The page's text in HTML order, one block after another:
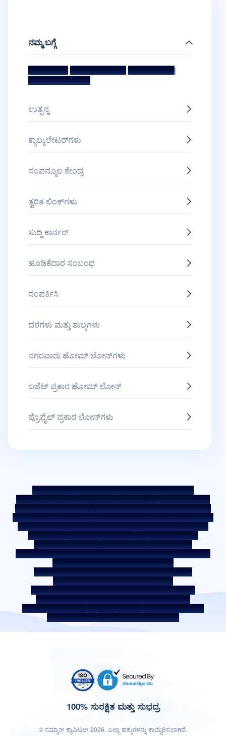
ನಮ್ಮ ಬಗ್ಗೆ
ಧ್ಯೇಯ ಮತ್ತು ಗುರಿ|ಮ್ಯಾನೇಜ್‌ಮೆಂಟ್ ಟೀಮ್|ನಿರ್ದೇಶಕರ ಮಂಡಳಿ|
ಪ್ರಶಸ್ತಿಗಳು ಮತ್ತು ಗೌರವಗಳು
ಉತ್ಪನ್ನ
ಕ್ಯಾಲ್ಕುಲೇಟರ್‌ಗಳು
ಸಂಪನ್ಮೂಲ ಕೇಂದ್ರ
ತ್ವರಿತ ಲಿಂಕ್‌ಗಳು
ಸುದ್ದಿ ಕಾರ್ನರ್
ಹೂಡಿಕೆದಾರ ಸಂಬಂಧ
ಸಂಪರ್ಕಿಸಿ
ದರಗಳು ಮತ್ತು ಶುಲ್ಕಗಳು
ನಗರವಾರು ಹೋಮ್ ಲೋನ್‌ಗಳು
ಬಜೆಟ್ ಪ್ರಕಾರ ಹೋಮ್ ಲೋನ್
ಪ್ರೊಫೈಲ್ ಪ್ರಕಾರ ಲೋನ್‌ಗಳು
ಸೈಟ್ ಮ್ಯಾಪ್ ನ್ಯಾಯೋಚಿತ ಅಭ್ಯಾಸ ಸಂಹಿತೆ
ಬೆಂಚ್‌ಮಾರ್ಕ್ ದರಗಳು
KYC ಮಾರ್ಗಸೂಚಿಗಳು
ಡೌನ್ಲೋಡ್‌ಗಳು ಸೇಲ್ ನೋಟೀಸ್
ಹರಾಜು ಪೋರ್ಟಲ್
ಕುಕೀ ಪಾಲಿಸಿ
ಗೌಪ್ಯತಾ ನೀತಿ ನಿಯಮ ಮತ್ತು ಷರತ್ತುಗಳು
ವಿಶಲ್ ಬ್ಲೋವರ್ ಪಾಲಿಸಿ
ಕುಂದುಕೊರತೆಯನ್ನು ಪೋಸ್ಟ್ ಮಾಡಿ
ಕುಂದುಕೊರತೆ ಪರಿಹಾರ ಪಾಲಿಸಿ
ಪರಿಸರ ಪಾಲಿಸಿ
ಗುಣಮಟ್ಟ ಪಾಲಿಸಿ
ಸೋಶಿಯಲ್ ಮೀಡಿಯಾ ಪಾಲಿಸಿ ಹಕ್ಕು ನಿರಾಕರಣೆ
ಬಡ್ಡಿ ದರ
ಬಡ್ಡಿ ದರ ನೀತಿ
ಫೀಸ್ ಮತ್ತು ಇತರ ಶುಲ್ಕಗಳು
ಅಗತ್ಯವಿರುವ ಡಾಕ್ಯುಮೆಂಟ್
ಮುಂಗಡ ಪಾವತಿ ಶುಲ್ಕಗಳು
ROI ಸ್ವಿಚ್ ಪಾಲಿಸಿ
ಸಹ-ಸಾಲ ಪಾಲಿಸಿ
ಸಹ-ಸಾಲ ನೀಡುವ ಪಾಲುದಾರಿಕೆಗಳು
ಸಾಲಗಾರರ ಶಿಕ್ಷಣ - SMA/ NPA ವರ್ಗೀಕರಣ
ಸಾಲಗಾರರ ಜಾಗೃತಿ -ಆರ್‌ಬಿಐ ಒಂಬುಡ್ಸ್‌ಮನ್ ಸ್ಕೀಮ್
ಸಾಲಗಾರರ ಜಾಗೃತಿ - ಆಸ್ತಿ ಡಾಕ್ಯುಮೆಂಟ್‌ಗಳನ್ನು ಹಸ್ತಾಂತರಿಸುವ ಪ್ರಕ್ರಿಯೆ
ಕಾರ್ಪೊರೇಟ್ ಆಡಳಿತದ ಆಂತರಿಕ ಮಾರ್ಗಸೂಚಿಗಳು
SARFAESI ಕಾಯ್ದೆ 2002 ರ ಅಡಿಯಲ್ಲಿ ಹೊಂದಿರುವ ಸುರಕ್ಷಿತ ಸ್ವತ್ತುಗಳು
ಸ್ಥಗಿತ ಸೇವಾ ಪೂರೈಕೆದಾರರು
ಡಿಜಿಟಲ್ ಸೋರ್ಸಿಂಗ್ ಪಾಲುದಾರರು
ಲಿಕ್ವಿಡಿಟಿ ರಿಸ್ಕ್ ಬಗ್ಗೆ ಪ್ರಕಟಣೆ
ಡಿಜಿಟಲ್ ಸರ್ವಿಸ್‌ಗಳು
ಸಿಕೆವೈಸಿ ಜಾಗೃತಿ ವಿಡಿಯೋ
CKYC ಜಾಗೃತಿ ಚಿತ್ರ
CSR ಭಾರತದಲ್ಲಿ ವಸತಿ ಸ್ಥಳಗಳು
100% ಸುರಕ್ಷಿತ ಮತ್ತು ಸುಭದ್ರ
© ಸಮ್ಮಾನ್ ಕ್ಯಾಪಿಟಲ್ 2026. ಎಲ್ಲಾ ಹಕ್ಕುಗಳನ್ನು ಕಾಯ್ದಿರಿಸಲಾಗಿದೆ.